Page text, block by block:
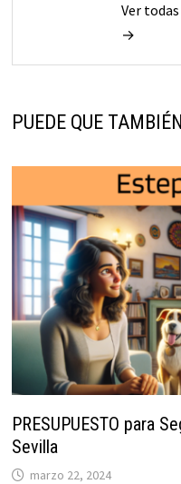
Ver
→
PUEDE QUE
PRESUPUESTO para
Sevilla
marzo 22, 2024